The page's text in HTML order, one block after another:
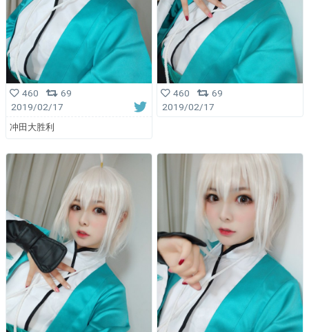
460
69
2019/02/17
冲田大胜利
460
69
2019/02/17